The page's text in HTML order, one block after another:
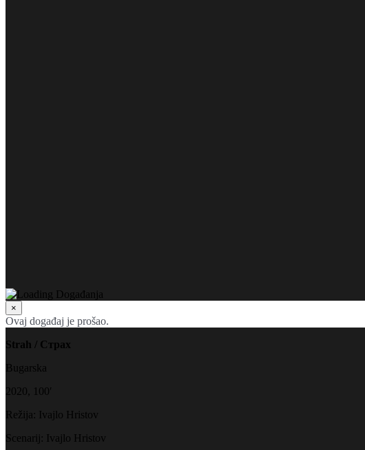
×
Ovaj događaj je prošao.
Strah / Страх
Bugarska
2020, 100′
Režija: Ivajlo Hristov
Scenarij: Ivajlo Hristov